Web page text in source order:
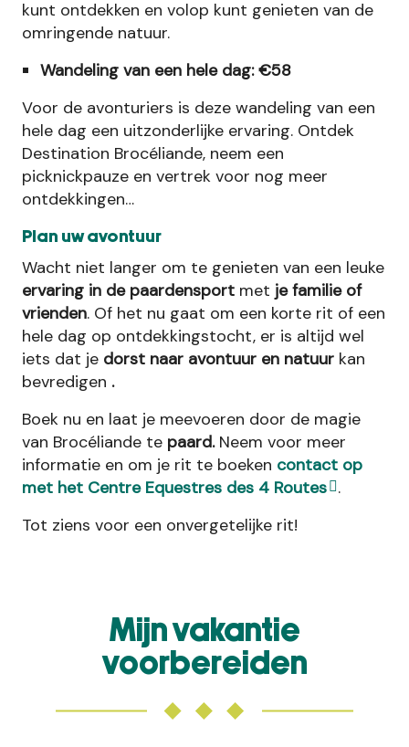
kunt ontdekken en volop kunt genieten van de
omringende natuur.
Wandeling van een hele dag: €58
Voor de avonturiers is deze wandeling van een
hele dag een uitzonderlijke ervaring. Ontdek
Destination Brocéliande, neem een
picknickpauze en vertrek voor nog meer
ontdekkingen…
Plan uw avontuur
Wacht niet langer om te genieten van een leuke
ervaring in de paardensport met je familie of
vrienden. Of het nu gaat om een korte rit of een
hele dag op ontdekkingstocht, er is altijd wel
iets dat je dorst naar avontuur en natuur kan
bevredigen .
Boek nu en laat je meevoeren door de magie
van Brocéliande te paard.Neem voor meer
informatie en om je rit te boeken contact op
met het Centre Equestres des 4 Routes .
Tot ziens voor een onvergetelijke rit!
Mijn vakantie
voorbereiden